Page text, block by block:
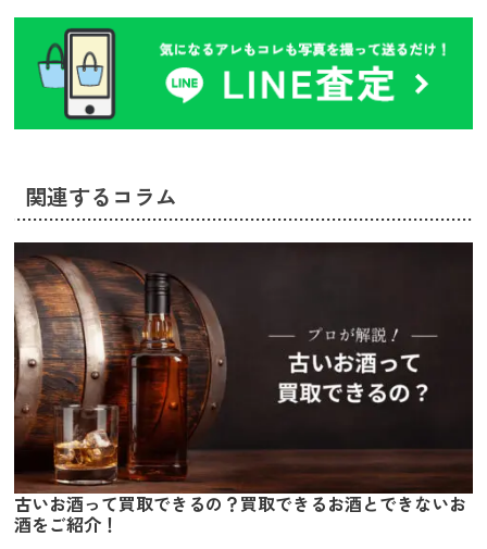
関連するコラム
古いお酒って買取できるの？買取できるお酒とできないお
酒をご紹介！